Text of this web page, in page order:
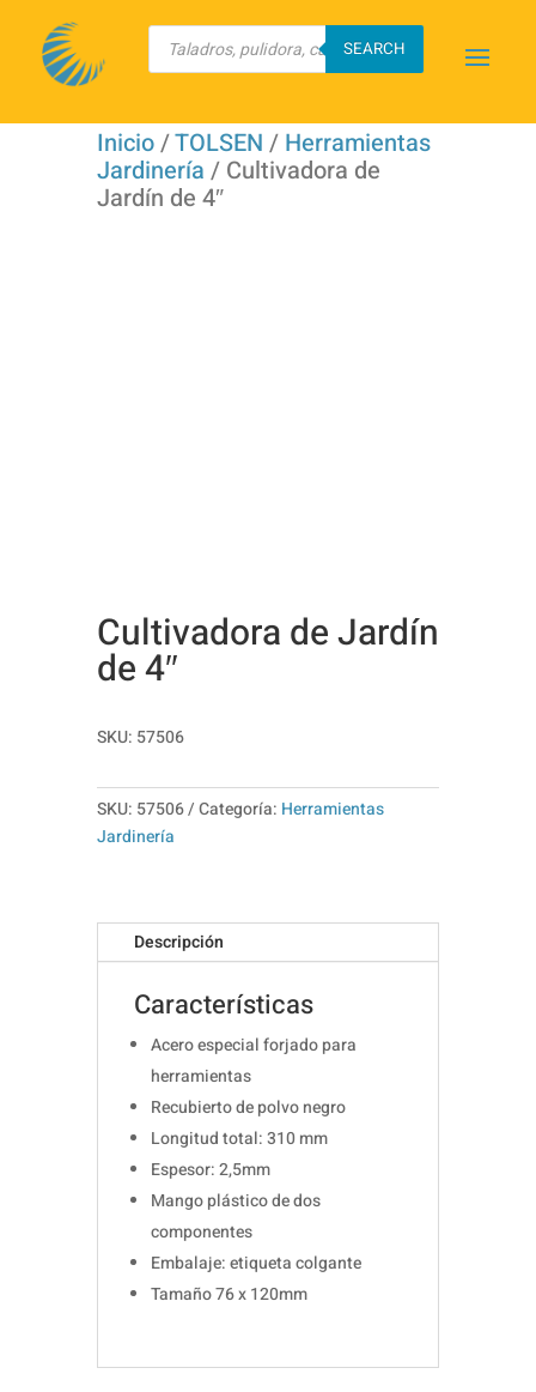
Búsqueda
productos
SEARCH
Inicio/TOLSEN / Herramientas
Jardinería / Cultivadora de
Jardín de 4″
Cultivadora de Jardín
de 4″
SKU: 57506
SKU: 57506 Categoría: Herramientas
Jardinería
Descripción
Características
Acero especial forjado para
herramientas
Recubierto de polvo negro
Longitud total: 310 mm
Espesor: 2,5mm
Mango plástico de dos
componentes
Embalaje: etiqueta colgante
Tamaño 76 x 120mm